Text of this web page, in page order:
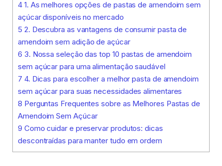
41. As melhores opções de pastas de amendoim sem
açúcar disponíveis no mercado
5 2. Descubra as vantagens de consumir pasta de
amendoim sem adição de açúcar
6 3. Nossa seleção das top 10 pastas de amendoim
sem açúcar para uma alimentação saudável
7 4. Dicas para escolher a melhor pasta de amendoim
sem açúcar para suas necessidades alimentares
8 Perguntas Frequentes sobre as Melhores Pastas de
Amendoim Sem Açúcar
9 Como cuidar e preservar produtos: dicas
descontraídas para manter tudo em ordem